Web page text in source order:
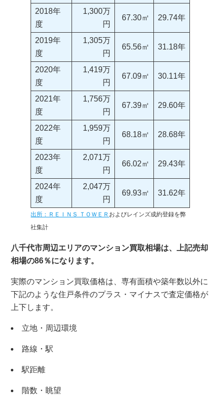
2018年
度
1,300万
円
67.30㎡ 29.74年
2019年
度
1,305万
円
65.56㎡ 31.18年
2020年
度
1,419万
円
67.09㎡ 30.11年
2021年
度
1,756万
円
67.39㎡ 29.60年
2022年
度
1,959万
円
68.18㎡ 28.68年
2023年
度
2,071万
円
66.02㎡ 29.43年
2024年
度
2,047万
円
69.93㎡ 31.62年
出所：ＲＥＩＮＳ ＴＯＷＥＲ およびレインズ成約登録を弊
社集計
八千代市周辺エリアのマンション買取相場は、上記売却
相場の86％になります。
実際のマンション買取価格は、専有面積や築年数以外に
下記のような住戸条件のプラス・マイナスで査定価格が
上下します。
立地・周辺環境
路線・駅
駅距離
階数・眺望